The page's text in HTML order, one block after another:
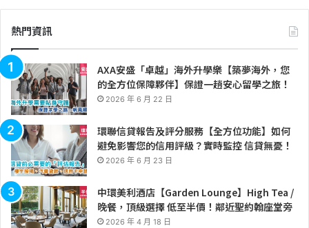
熱門資訊
AXA安盛「卓越」海外升學樂【築夢海外，您
的全方位保障夥伴】保證一趟安心留學之旅！
2026 年 6 月 22 日
環聯信貸報告及評分服務【全方位功能】如何
避免影響您的信用評級？實時監控 信貸無憂！
2026 年 6 月 23 日
中環美利酒店【Garden Lounge】High Tea /
晚餐，頂級選擇 低至半價！鄰近聖約翰座堂旁
2026 年 4 月 18 日